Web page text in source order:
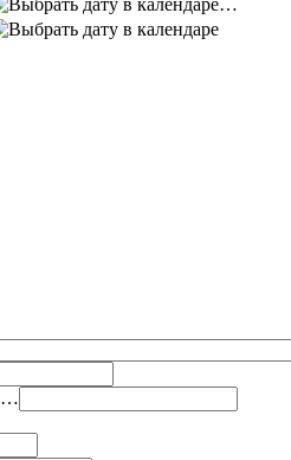
…